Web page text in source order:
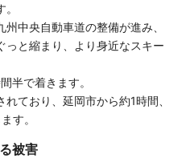
中央自動車道の整備が進み、
っと縮まり、より身近なスキー
半で着きます。
ており、延岡市から約1時間、
す。
被害